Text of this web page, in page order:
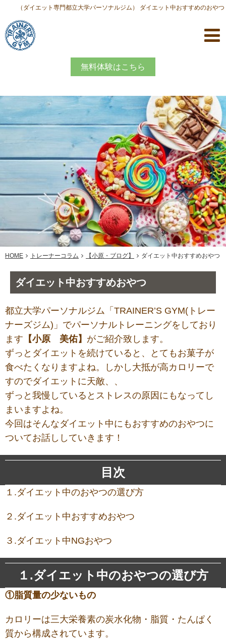
（ダイエット専門都立大学パーソナルジム） ダイエット中おすすめのおやつ
無料体験はこちら
HOME トレーナーコラム 【小原・ブログ】 ダイエット中おすすめおやつ
ダイエット中おすすめおやつ
都立大学パーソナルジム「TRAINER’S GYM(トレー
ナーズジム)」でパーソナルトレーニングをしており
ます 【小原 美佑】 がご紹介致します。
ずっとダイエットを続けていると、とてもお菓子が
食べたくなりますよね。しかし大抵が高カロリーで
すのでダイエットに天敵、、
ずっと我慢しているとストレスの原因にもなってし
まいますよね。
今回はそんなダイエット中にもおすすめのおやつに
ついてお話ししていきます！
目次
１.ダイエット中のおやつの選び方
２.ダイエット中おすすめおやつ
３.ダイエット中NGおやつ
１.ダイエット中のおやつの選び方
①脂質量の少ないもの
カロリーは三大栄養素の炭水化物・脂質・たんぱく
質から構成されています。